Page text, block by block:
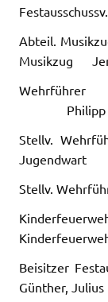
Abteil.
Musikzug
Philipp
Stellv.
Stellv.
Beisitzer
Günther, Julius